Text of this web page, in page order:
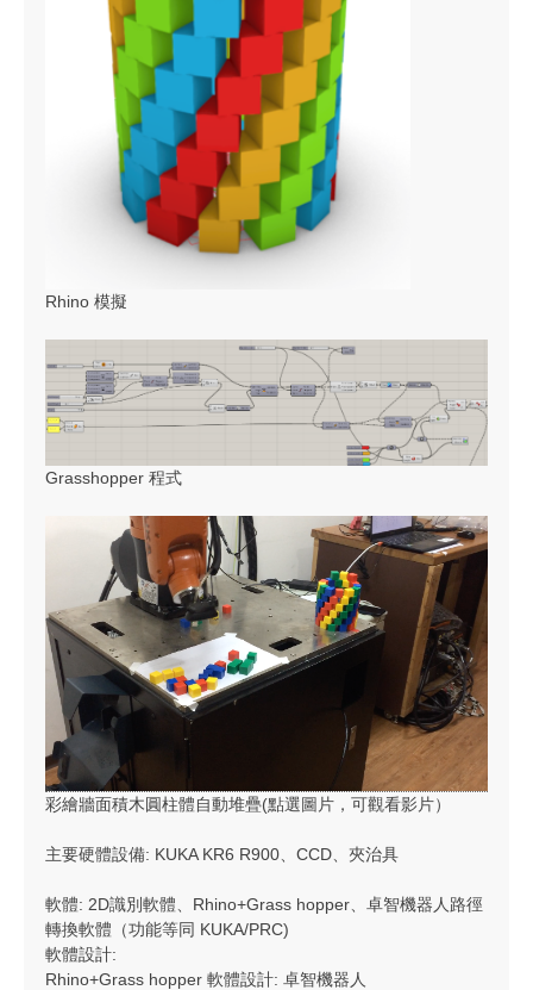
Rhino 模擬
Grasshopper 程式
彩繪牆面積木圓柱體自動堆疊(點選圖片，可觀看影片）
主要硬體設備: KUKA KR6 R900、CCD、夾治具
軟體: 2D識別軟體、Rhino+Grass hopper、卓智機器人路徑
轉換軟體（功能等同 KUKA/PRC)
軟體設計:
Rhino+Grass hopper 軟體設計: 卓智機器人